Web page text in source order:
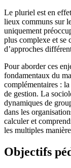
Le pluriel est en
lieux communs sur
uniquement
plus complexe et se
d’approches
Pour aborder ces
fondamentaux du
complémentaires :
de gestion. La
dynamiques de
dans les
calculer et
les multiples
Objectifs